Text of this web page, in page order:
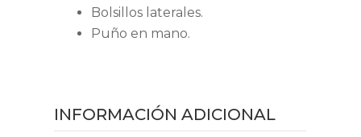
Bolsillos laterales.
Puño en mano.
INFORMACIÓN ADICIONAL